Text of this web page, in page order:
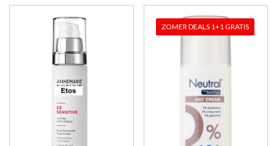
ZOMER DEALS 1+1 GRATIS